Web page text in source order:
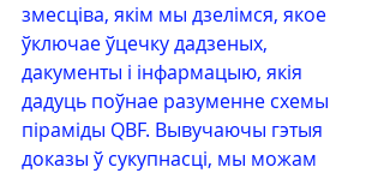
змесціва, якім мы дзелімся, якое
ўключае ўцечку дадзеных,
дакументы і інфармацыю, якія
дадуць поўнае разуменне схемы
піраміды QBF. Вывучаючы гэтыя
доказы ў сукупнасці, мы можам